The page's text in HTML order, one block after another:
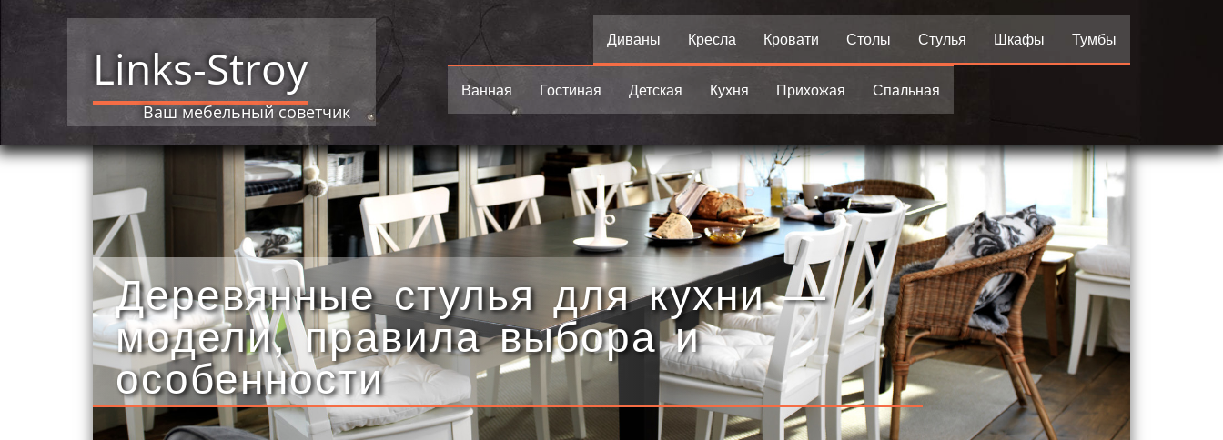
Links-Stroy
Ваш мебельный советчик
Диваны Кресла Кровати Столы Стулья Шкафы Тумбы
Ванная Гостиная Детская Кухня Прихожая Спальная
Деревянные стулья для кухни —
модели, правила выбора и
особенности